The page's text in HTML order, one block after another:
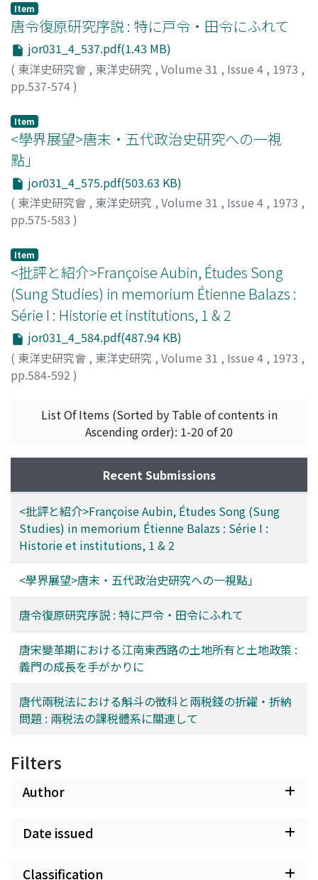
Item
唐令復原研究序説 : 特に戸令・田令にふれて
jor031_4_537.pdf(1.43 MB)
( 東洋史研究會 , 東洋史研究 , Volume 31 , Issue 4 , 1973 ,
pp.537-574)
Item
<學界展望>唐末・五代政治史研究への一視
點」
jor031_4_575.pdf(503.63 KB)
( 東洋史研究會 , 東洋史研究 , Volume 31 , Issue 4 , 1973 ,
pp.575-583 )
Item
<批評と紹介>Françoise Aubin, Études Song
(Sung Studies) in memorium Étienne Balazs :
Série I : Historie et institutions, 1 & 2
jor031_4_584.pdf(487.94 KB)
( 東洋史研究會 , 東洋史研究 , Volume 31 , Issue 4 , 1973 ,
pp.584-592 )
List Of Items (Sorted by Table of contents in
Ascending order): 1-20 of 20
Recent Submissions
<批評と紹介>Françoise Aubin, Études Song (Sung
Studies) in memorium Étienne Balazs : Série I :
Historie et institutions, 1 & 2
<學界展望>唐末・五代政治史研究への一視點」
唐令復原研究序説 : 特に戸令・田令にふれて
唐宋變革期における江南東西路の土地所有と土地政策 :
義門の成長を手がかりに
唐代兩税法における斛斗の徴科と兩税錢の折糴・折納
問題 : 兩税法の課税體系に關連して
Filters
Author
Date issued
Classification